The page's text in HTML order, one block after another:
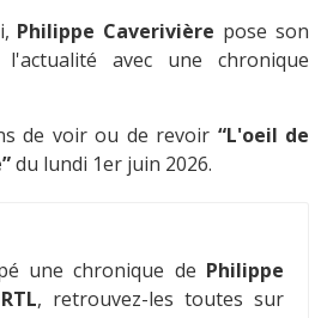
Philippe Caverivière pose son
avec une chronique
de voir ou de revoir “L'oeil de
du lundi 1er juin 2026.
une chronique de Philippe
RTL, retrouvez-les toutes sur